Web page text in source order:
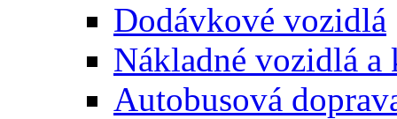
Dodávkové vozidlá
Nákladné vozidlá a
Autobusová